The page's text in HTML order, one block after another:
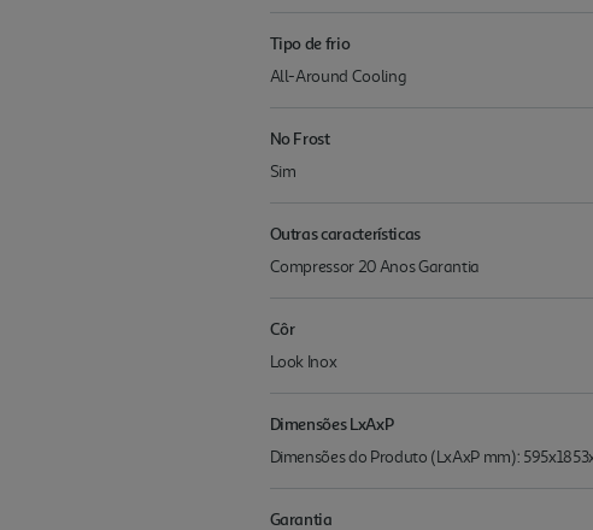
Tipo de frio
All-Around Cooling
No Frost
Sim
Outras características
Compressor 20 Anos Garantia
Côr
Look Inox
Dimensões LxAxP
Dimensões do Produto (LxAxP mm):
Garantia